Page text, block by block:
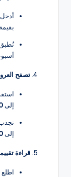
بقيمة
تُطبق
تصفح
إلى
إلى
قراءة